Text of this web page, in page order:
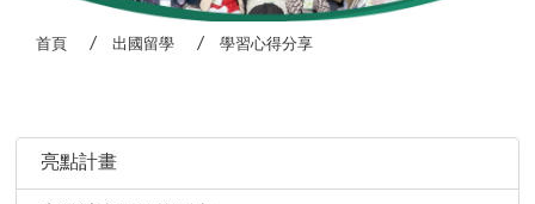
首頁 出國留學 學習心得分享
亮點計畫